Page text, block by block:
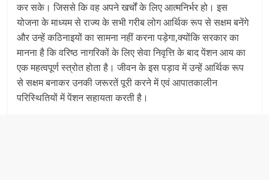
कर सके। जिससे कि वह अपने खर्चों के लिए आत्मनिर्भर हो। इस
योजना के माध्यम से राज्य के सभी गरीब लोग आर्थिक रूप से सक्षम बनेंगे
और उन्हें कठिनाइयों का सामना नहीं करना पड़ेगा,क्योंकि सरकार का
मानना है कि वरिष्ठ नागरिकों के लिए सेवा निवृत्ति के बाद पेंशन आय का
एक महत्वपूर्ण स्त्रोत होता है। जीवन के इस पड़ाव में उन्हें आर्थिक रूप
से सक्षम बनाकर उनकी जरूरतें पूरी करने में एवं आपातकालीन
परिस्थितियों में पेंशन सहायता करती है।